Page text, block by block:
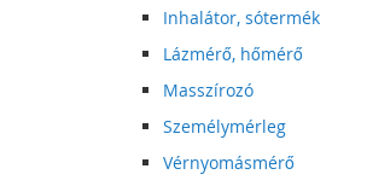
Inhalátor, sótermék
Lázmérő, hőmérő
Masszírozó
Személymérleg
Vérnyomásmérő